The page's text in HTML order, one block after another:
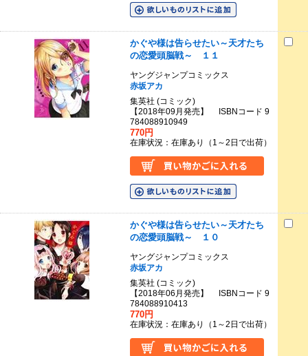
かぐや様は告らせたい～天才たち
の恋愛頭脳戦～ １１
ヤングジャンプコミックス
赤坂アカ
集英社 (コミック)
【2018年09月発売】 ISBNコード 9
784088910949
770円
在庫状況：在庫あり（1～2日で出荷）
かぐや様は告らせたい～天才たち
の恋愛頭脳戦～ １０
ヤングジャンプコミックス
赤坂アカ
集英社 (コミック)
【2018年06月発売】 ISBNコード 9
784088910413
770円
在庫状況：在庫あり（1～2日で出荷）